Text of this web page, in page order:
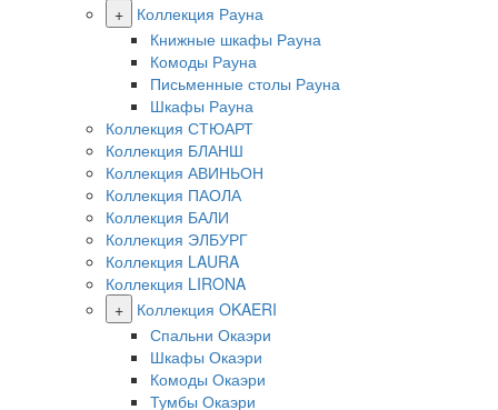
+
Коллекция Рауна
Книжные шкафы Рауна
Комоды Рауна
Письменные столы Рауна
Шкафы Рауна
Коллекция СТЮАРТ
Коллекция БЛАНШ
Коллекция АВИНЬОН
Коллекция ПАОЛА
Коллекция БАЛИ
Коллекция ЭЛБУРГ
Коллекция LAURA
Коллекция LIRONA
+
Коллекция OKAERI
Спальни Окаэри
Шкафы Окаэри
Комоды Окаэри
Тумбы Окаэри